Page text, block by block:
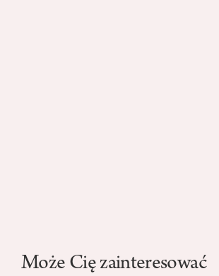
Może Cię zainteresować